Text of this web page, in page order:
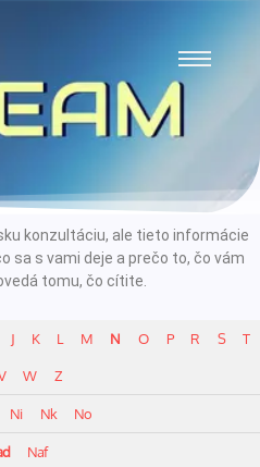
konzultáciu, ale tieto informácie
sa s vami deje a prečo to, čo vám
tomu, čo cítite.
J K L M N O P R S T
W Z
Ni Nk No
Naf